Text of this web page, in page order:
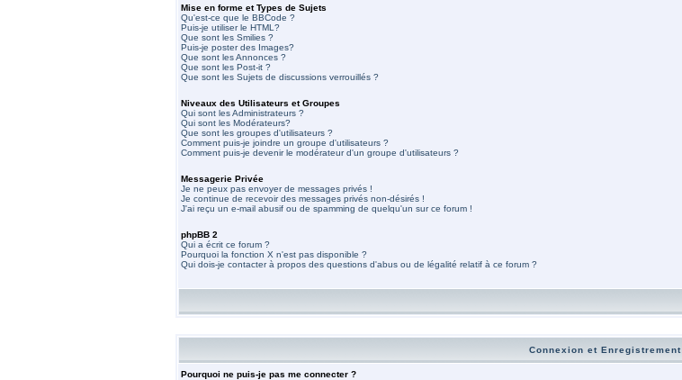
Mise en forme et Types de Sujets
Qu'est-ce que le BBCode ?
Puis-je utiliser le HTML?
Que sont les Smilies ?
Puis-je poster des Images?
Que sont les Annonces ?
Que sont les Post-it ?
Que sont les Sujets de discussions verrouillés ?
Niveaux des Utilisateurs et Groupes
Qui sont les Administrateurs ?
Qui sont les Modérateurs?
Que sont les groupes d'utilisateurs ?
Comment puis-je joindre un groupe d'utilisateurs ?
Comment puis-je devenir le modérateur d'un groupe d'utilisateurs ?
Messagerie Privée
Je ne peux pas envoyer de messages privés !
Je continue de recevoir des messages privés non-désirés !
J'ai reçu un e-mail abusif ou de spamming de quelqu'un sur ce forum !
phpBB 2
Qui a écrit ce forum ?
Pourquoi la fonction X n'est pas disponible ?
Qui dois-je contacter à propos des questions d'abus ou de légalité relatif à ce forum ?
Connexion et Enregistrement
Pourquoi ne puis-je pas me connecter ?